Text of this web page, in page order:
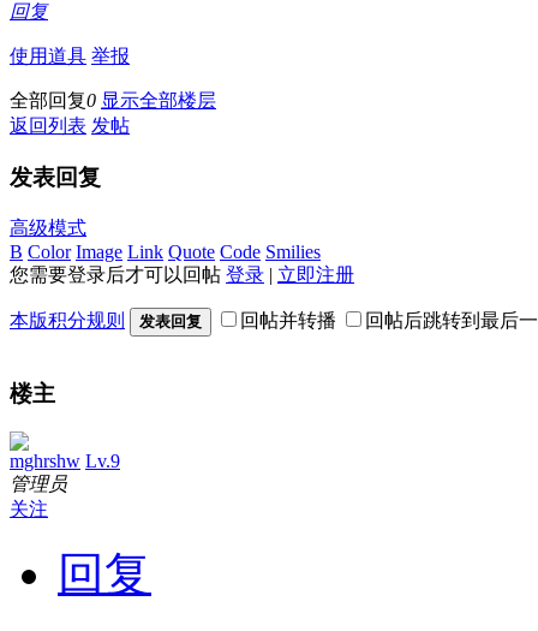
回复
使用道具 举报
全部回复0 显示全部楼层
返回列表 发帖
发表回复
高级模式
B Color Image Link Quote Code Smilies
您需要登录后才可以回帖 登录 | 立即注册
本版积分规则 发表回复 回帖并转播 回帖后跳转到最后
楼主
mghrshw Lv.9
管理员
关注
回复